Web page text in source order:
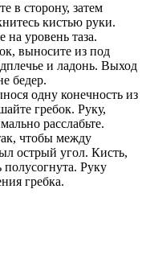
в сторону, затем
кистью руки.
на уровень таза.
выносите из под
и ладонь. Выход
бедер.
одну конечность из
гребок. Руку,
расслабьте.
чтобы между
острый угол. Кисть,
Руку
гребка.